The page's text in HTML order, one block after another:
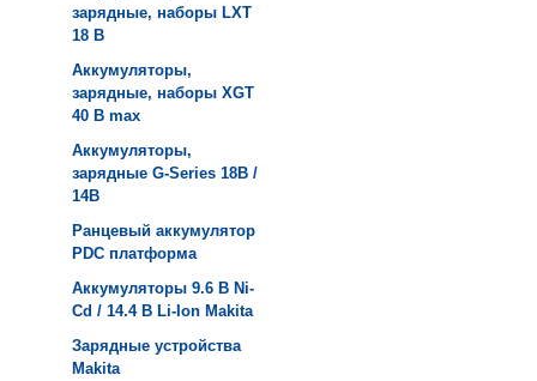
зарядные, наборы LXT
18 В
Аккумуляторы,
зарядные, наборы XGT
40 В max
Аккумуляторы,
зарядные G-Series 18В /
14В
Ранцевый аккумулятор
PDC платформа
Аккумуляторы 9.6 В Ni-
Cd / 14.4 В Li-Ion Makita
Зарядные устройства
Мakita